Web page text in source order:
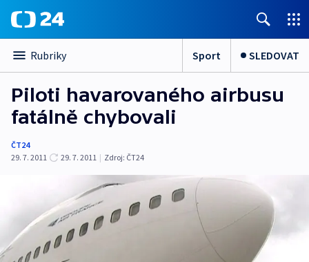
Rubriky Sport SLEDOVAT
Piloti havarovaného airbusu
fatálně chybovali
ČT24
29. 7. 2011
29. 7. 2011 | Zdroj: ČT24